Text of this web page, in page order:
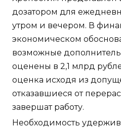
дозатором для
утром и вечером. В
экономическом
возможные
оценены в 2,1 млрд
оценка исходя из
отказавшиеся от
завершат работу.
Необходимость